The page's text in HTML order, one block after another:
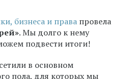
бизнеса и права провела
. Мы долго к нему
подвести итоги!
в основном
пола, для которых мы